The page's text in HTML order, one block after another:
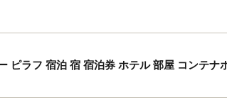
ピラフ 宿泊 宿 宿泊券 ホテル 部屋 コンテナ